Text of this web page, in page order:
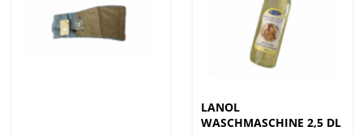
LANOL
WASCHMASCHINE 2,5 DL